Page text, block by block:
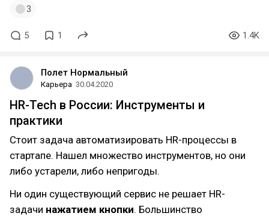
3
5 1 1.4K
Полет Нормальный
Карьера 30.04.2020
HR-Tech в России: Инструменты и
практики
Стоит задача автоматизировать HR-процессы в
стартапе. Нашел множество инструментов, но они
либо устарели, либо непригоды.
Ни один существующий сервис не решает HR-
задачи нажатием кнопки. Большинство